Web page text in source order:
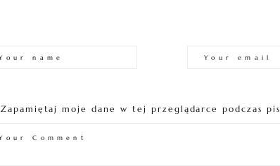
Zapamiętaj moje dane w tej przeglądarce podczas